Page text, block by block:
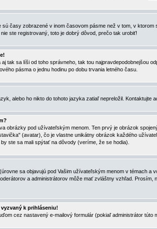
časy zobrazené v inom časovom pásme než v tom, v
ste registrovaný, toto je dobrý dôvod, prečo tak urobiť!
tak sa líši od toho správneho, tak tou najpravdepodobnejšou
pásma o jednu hodinu po dobu trvania letného času.
alebo ho nikto do tohoto jazyka zatiaľ nepreložil.
obrázky pod užívateľským menom. Ten prvý je obrázok
(avatar), čo je vlastne unikátny obrázok každého
ste sa mali spýtať na dôvody (veríme, že se hodia).
sa objavujú pod Vašim užívateľským menom v témach
a administrátorov môže mať zvláštny vzhľad.
k prihláseniu!
cez nastavený e-mailový formulár (pokiaľ administrátor